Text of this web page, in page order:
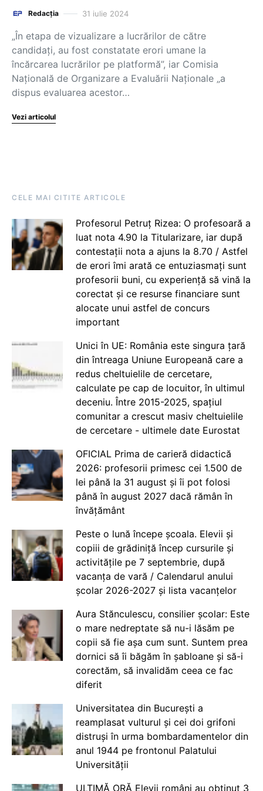
Redacția 31 iulie 2024
„În etapa de vizualizare a lucrărilor de către
candidați, au fost constatate erori umane la
încărcarea lucrărilor pe platformă”, iar Comisia
Națională de Organizare a Evaluării Naționale „a
dispus evaluarea acestor…
Vezi articolul
CELE MAI CITITE ARTICOLE
Profesorul Petruț Rizea: O profesoară a
luat nota 4.90 la Titularizare, iar după
contestații nota a ajuns la 8.70 / Astfel
de erori îmi arată ce entuziasmați sunt
profesorii buni, cu experiență să vină la
corectat și ce resurse financiare sunt
alocate unui astfel de concurs
important
Unici în UE: România este singura țară
din întreaga Uniune Europeană care a
redus cheltuielile de cercetare,
calculate pe cap de locuitor, în ultimul
deceniu. Între 2015-2025, spațiul
comunitar a crescut masiv cheltuielile
de cercetare - ultimele date Eurostat
OFICIAL Prima de carieră didactică
2026: profesorii primesc cei 1.500 de
lei până la 31 august și îi pot folosi
până în august 2027 dacă rămân în
învățământ
Peste o lună începe școala. Elevii și
copiii de grădiniță încep cursurile și
activitățile pe 7 septembrie, după
vacanța de vară / Calendarul anului
școlar 2026-2027 și lista vacanțelor
Aura Stănculescu, consilier școlar: Este
o mare nedreptate să nu-i lăsăm pe
copii să fie așa cum sunt. Suntem prea
dornici să îi băgăm în șabloane și să-i
corectăm, să invalidăm ceea ce fac
diferit
Universitatea din București a
reamplasat vulturul și cei doi grifoni
distruși în urma bombardamentelor din
anul 1944 pe frontonul Palatului
Universității
ULTIMĂ ORĂ Elevii români au obținut 3